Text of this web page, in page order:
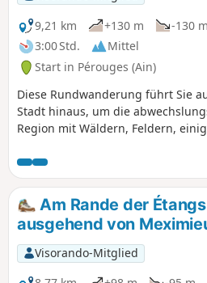
9,21 km
+130 m
-130 m
3:00 Std.
Mittel
Start in Pérouges (Ain)
Diese Rundwanderung führt Sie
Stadt hinaus, um die
Region mit Wäldern, Feldern,
gut mit orangefarbenen
ohne Schwierigkeiten zu
Am Rande der
ausgehend von
Visorando-Mitglied